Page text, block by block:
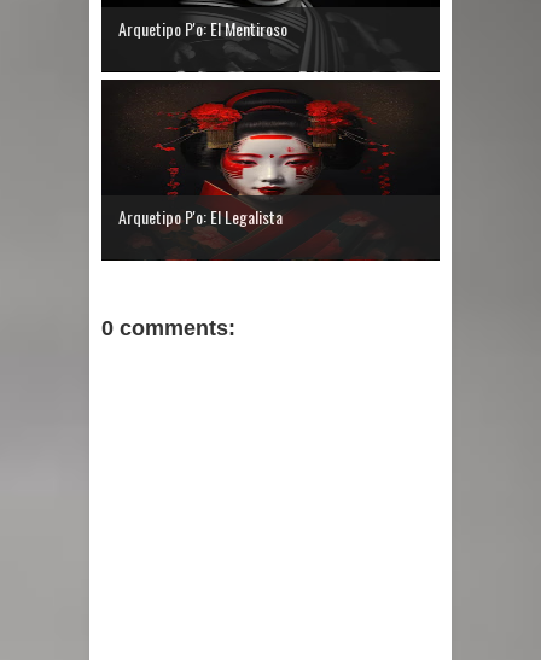
Arquetipo P'o: El Mentiroso
Arquetipo P'o: El Legalista
0 comments: